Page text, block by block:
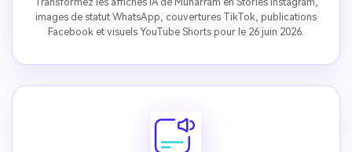
images de statut WhatsApp, couvertures TikTok, publications
Facebook et visuels YouTube Shorts pour le 26 juin 2026.